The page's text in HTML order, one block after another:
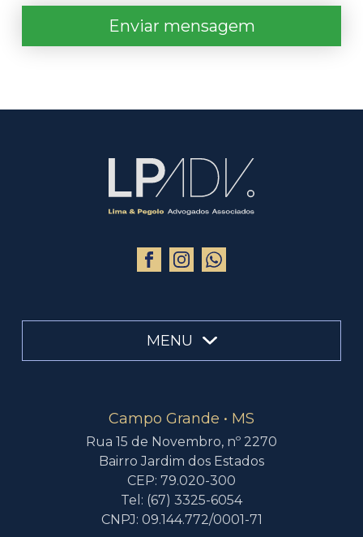
MENU
Campo Grande • MS
Rua 15 de Novembro, nº 2270
Bairro Jardim dos Estados
CEP: 79.020-300
Tel: (67) 3325-6054
CNPJ: 09.144.772/0001-71